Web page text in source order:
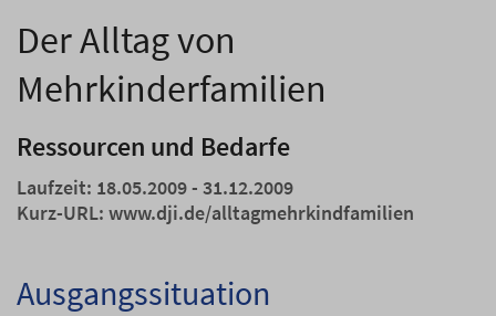
Der Alltag von
Mehrkinderfamilien
Ressourcen und Bedarfe
Laufzeit: 18.05.2009 - 31.12.2009
Kurz-URL: www.dji.de/alltagmehrkindfamilien
Ausgangssituation